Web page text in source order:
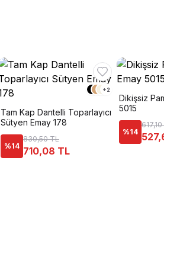
+2
Tam Kap Dantelli Toparlayıcı
Sütyen Emay 178
%14
830,50 TL
710,08 TL
Dikişsiz
5015
%14
617,10 TL
527,63